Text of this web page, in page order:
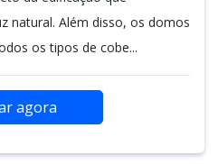
natural. Além disso, os domos
os tipos de cobe...
agora